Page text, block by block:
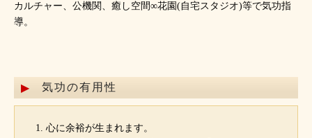
カルチャー、公機関、癒し空間∞花園(自宅スタジオ)等で気功指
導。
気功の有用性
心に余裕が生まれます。